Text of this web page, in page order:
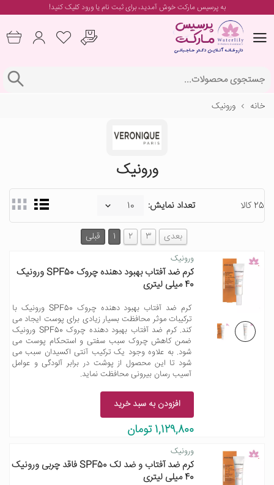
به پرسیس مارکت خوش آمدید، برایثبت نام یا ورودکلیک کنید!
خانه ورونیک
ورونیک
25 کالا تعداد نمایش:
قبلی 1 2 3 بعدی
ورونیک
کرم ضد آفتاب بهبود دهنده چروک SPF50 ورونیک
40 میلی لیتری
کرم ضد آفتاب بهبود دهنده چروک SPF50 ورونیک با
ترکیبات موثر محافظت بسیار زیادی برای پوست ایجاد می
کند. کرم ضد آفتاب بهبود دهنده چروک SPF50 ورونیک
ضمن کاهش چروک سبب سفتی و استحکام پوست می
شود. به علاوه وجود یک ترکیب آنتی اکسیدان سبب می
شود تا این محصول از پوشت در برابر آلودگی و عوامل
آسیب رسان بیرونی محافظت نماید.
افزودن به سبد خرید
1,129,800 تومان
ورونیک
کرم ضد آفتاب و ضد لک SPF50 فاقد چربی ورونیک
40 میلی لیتری